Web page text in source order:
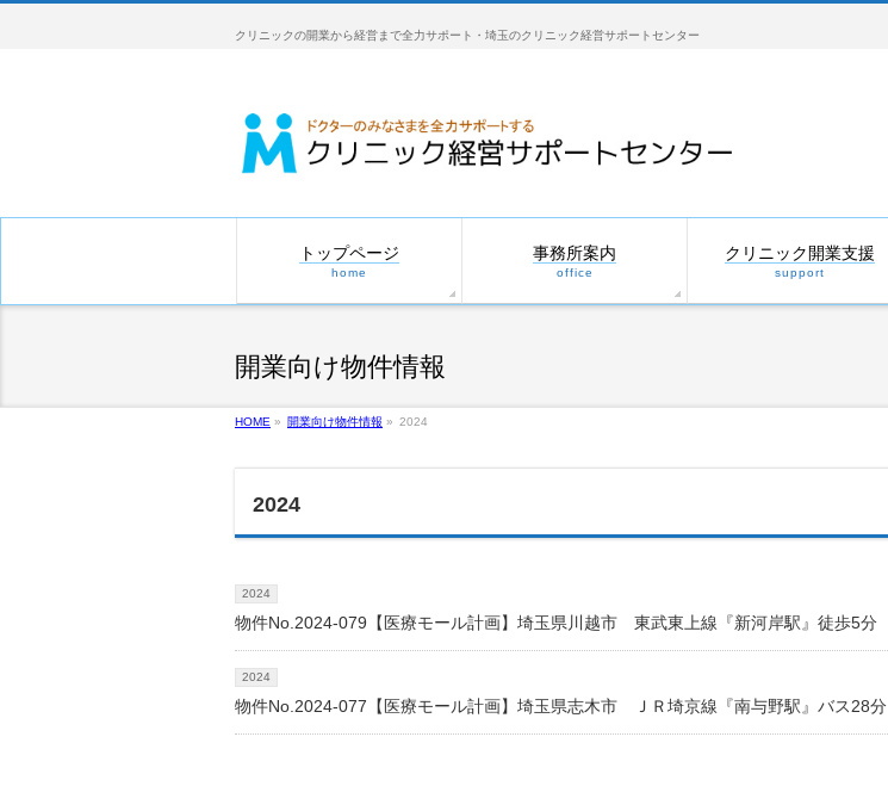
クリニックの開業から経営まで全力サポート・埼玉のクリニック経営サポートセンター
トップページ
home
事務所案内
office
クリニック開業支援
support
開業向け物件情報
HOME » 開業向け物件情報 » 2024
2024
2024
物件No.2024-079【医療モール計画】埼玉県川越市 東武東上線『新河岸駅』徒歩5分
2024
物件No.2024-077【医療モール計画】埼玉県志木市 ＪＲ埼京線『南与野駅』バス28分